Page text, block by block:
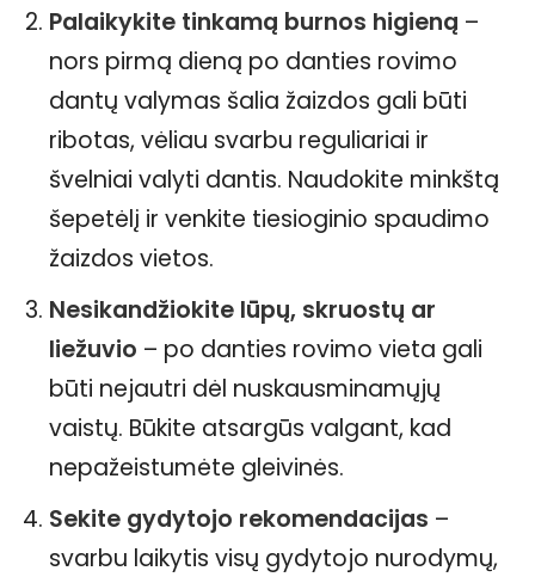
Palaikykite tinkamą burnos higieną –
nors pirmą dieną po danties rovimo
dantų valymas šalia žaizdos gali būti
ribotas, vėliau svarbu reguliariai ir
švelniai valyti dantis. Naudokite minkštą
šepetėlį ir venkite tiesioginio spaudimo
žaizdos vietos.
Nesikandžiokite lūpų, skruostų ar
liežuvio – po danties rovimo vieta gali
būti nejautri dėl nuskausminamųjų
vaistų. Būkite atsargūs valgant, kad
nepažeistumėte gleivinės.
Sekite gydytojo rekomendacijas –
svarbu laikytis visų gydytojo nurodymų,